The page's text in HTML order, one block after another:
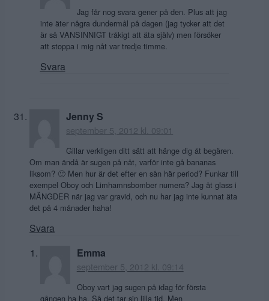
Jag får nog svara gener på den. Plus att jag
inte äter några dundermål på dagen (jag tycker att det
är så VANSINNIGT tråkigt att äta själv) men försöker
att stoppa i mig nåt var tredje timme.
Svara
Jenny S
september 5, 2012 kl. 09:01
Gillar verkligen ditt sätt att hänge dig åt begären.
Om man ändå är sugen på nåt, varför inte gå bananas
liksom? 🙂 Men hur är det efter en sån här period? Funkar till
exempel Oboy och Limhamnsbomber numera? Jag åt glass i
MÄNGDER när jag var gravid, och nu har jag inte kunnat äta
det på 4 månader haha!
Svara
Emma
september 5, 2012 kl. 09:14
Oboy vart jag sugen på idag för första
gången ha ha. Så det tar sin lilla tid. Men